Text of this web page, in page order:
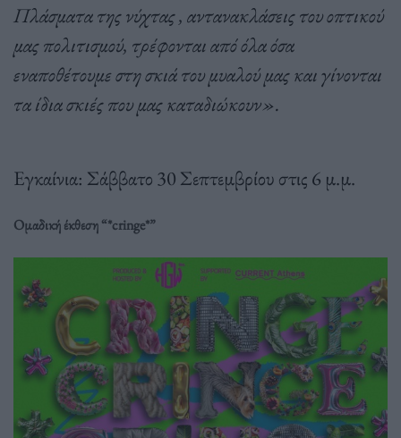
Πλάσματα της νύχτας , αντανακλάσεις του οπτικού
μας πολιτισμού, τρέφονται από όλα όσα
εναποθέτουμε στη σκιά του μυαλού μας και γίνονται
τα ίδια σκιές που μας καταδιώκουν».
Εγκαίνια: Σάββατο 30 Σεπτεμβρίου στις 6 μ.μ.
Ομαδική έκθεση “*cringe*”